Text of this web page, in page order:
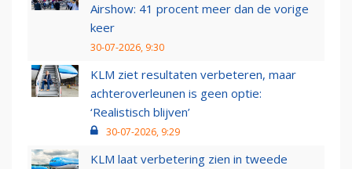
Airshow: 41 procent meer dan de vorige
keer
30-07-2026, 9:30
KLM ziet resultaten verbeteren, maar
achteroverleunen is geen optie:
‘Realistisch blijven’
30-07-2026, 9:29
KLM laat verbetering zien in tweede